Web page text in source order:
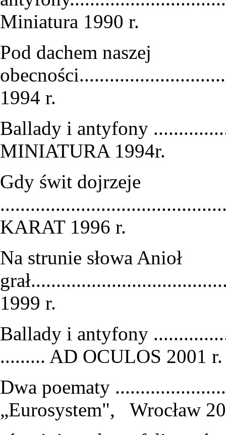
Miniatura 1990 r.
Pod dachem naszej
1994 r.
Ballady i antyfony
MINIATURA 1994r.
Gdy świt dojrzeje
KARAT 1996 r.
Na strunie słowa Anioł
1999 r.
Ballady i antyfony
......... AD OCULOS 2001 r.
Dwa poematy
„Eurosystem", Wrocław